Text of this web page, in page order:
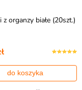
z organzy białe (20szt.)
do koszyka